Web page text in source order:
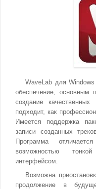
WaveLab для
обеспечение, основным
создание
подходит, как
Имеется поддержка
записи созданных
Программа
возможностью
интерфейсом.
Возможна
продолжение в